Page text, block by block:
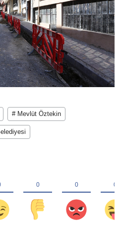
# Mevlüt Öztekin